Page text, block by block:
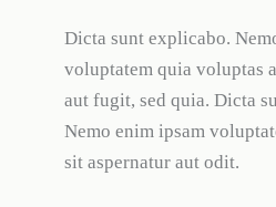
Dicta sunt explicabo.
voluptatem quia voluptas
aut fugit, sed quia. Dicta
Nemo enim ipsam
sit aspernatur aut odit.